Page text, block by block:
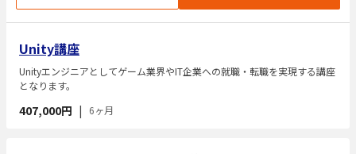
Unity講座
Unityエンジニアとしてゲーム業界やIT企業への就職・転職を実現する講座
となります。
407,000円 | 6ヶ月